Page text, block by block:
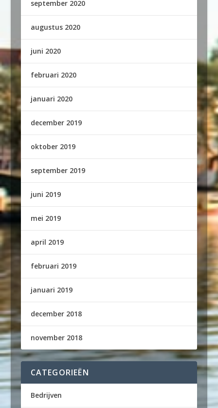
september 2020
augustus 2020
juni 2020
februari 2020
januari 2020
december 2019
oktober 2019
september 2019
juni 2019
mei 2019
april 2019
februari 2019
januari 2019
december 2018
november 2018
CATEGORIEËN
Bedrijven